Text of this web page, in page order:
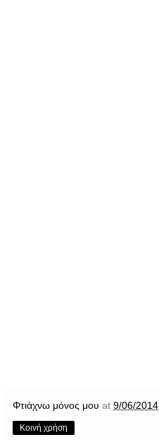
Φτιάχνω μόνος μου at 9/06/2014
Κοινή χρήση